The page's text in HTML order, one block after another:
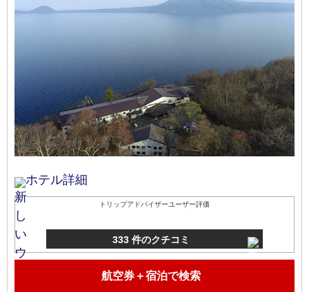
ホテル詳細
トリップアドバイザーユーザー評価
333 件のクチコミ
航空券＋宿泊で検索